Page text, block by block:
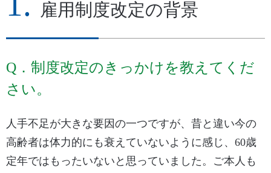
雇用制度改定の背景
Q．制度改定のきっかけを教えてくだ
さい。
人手不足が大きな要因の一つですが、昔と違い今の
高齢者は体力的にも衰えていないように感じ、60歳
定年ではもったいないと思っていました。ご本人も